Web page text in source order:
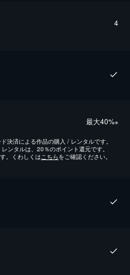
4
最⼤40%※
決済による作品の購入 / レンタルです。
ンタルは、20％のポイント還元です。
。くわしくはこちらをご確認ください。